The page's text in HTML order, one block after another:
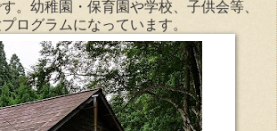
。幼稚園・保育園や学校、子供会等、
ログラムになっています。